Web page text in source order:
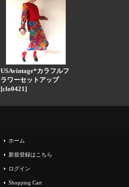
USAvintage*カラフルフ
ラワーセットアップ
[clo0421]
ホーム
新規登録はこちら
ログイン
Shopping Cart